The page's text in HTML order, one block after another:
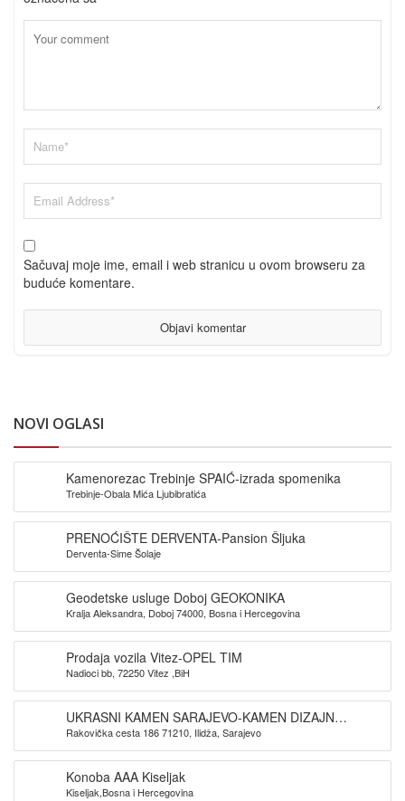
Sačuvaj moje ime, email i web stranicu u ovom browseru za
buduće komentare.
NOVI OGLASI
Kamenorezac Trebinje SPAIĆ-izrada spomenika
Trebinje-Obala Mića Ljubibratića
PRENOĆIŠTE DERVENTA-Pansion Šljuka
Derventa-Sime Šolaje
Geodetske usluge Doboj GEOKONIKA
Kralja Aleksandra, Doboj 74000, Bosna i Hercegovina
Prodaja vozila Vitez-OPEL TIM
Nadioci bb, 72250 Vitez ,BiH
UKRASNI KAMEN SARAJEVO-KAMEN DIZAJN
SARAJEVO
Rakovička cesta 186 71210, Ilidža, Sarajevo
Konoba AAA Kiseljak
Kiseljak,Bosna i Hercegovina